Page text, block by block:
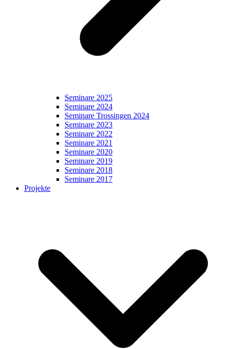
Seminare 2025
Seminare 2024
Seminare Trossingen 2024
Seminare 2023
Seminare 2022
Seminare 2021
Seminare 2020
Seminare 2019
Seminare 2018
Seminare 2017
Projekte